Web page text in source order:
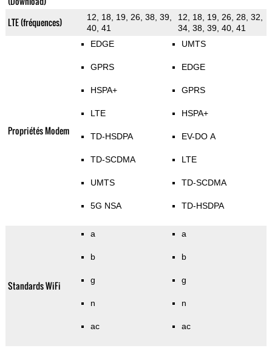
LTE (fréquences)
12, 18, 19, 26, 38, 39,
40, 41
12, 18, 19, 26, 28, 32,
34, 38, 39, 40, 41
Propriétés Modem
EDGE
GPRS
HSPA+
LTE
TD-HSDPA
TD-SCDMA
UMTS
5G NSA
UMTS
EDGE
GPRS
HSPA+
EV-DO A
LTE
TD-SCDMA
TD-HSDPA
Standards WiFi
a
b
g
n
ac
a
b
g
n
ac